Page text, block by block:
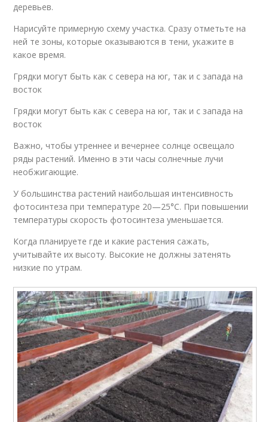
деревьев.
Нарисуйте примерную схему участка. Сразу отметьте на
ней те зоны, которые оказываются в тени, укажите в
какое время.
Грядки могут быть как с севера на юг, так и с запада на
восток
Грядки могут быть как с севера на юг, так и с запада на
восток
Важно, чтобы утреннее и вечернее солнце освещало
ряды растений. Именно в эти часы солнечные лучи
необжигающие.
У большинства растений наибольшая интенсивность
фотосинтеза при температуре 20—25°С. При повышении
температуры скорость фотосинтеза уменьшается.
Когда планируете где и какие растения сажать,
учитывайте их высоту. Высокие не должны затенять
низкие по утрам.